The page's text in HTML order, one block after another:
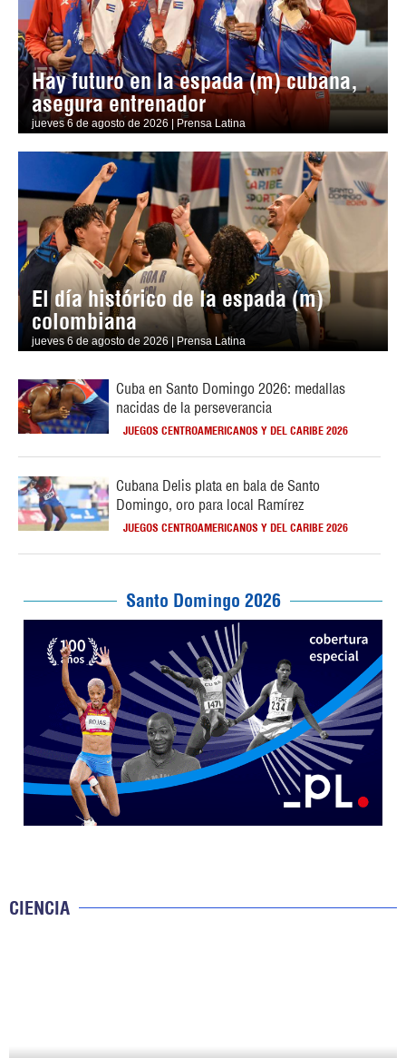
Hay futuro en la espada (m) cubana,
asegura entrenador
jueves 6 de agosto de 2026 | Prensa Latina
El día histórico de la espada (m)
colombiana
jueves 6 de agosto de 2026 | Prensa Latina
Cuba en Santo Domingo 2026: medallas
nacidas de la perseverancia
JUEGOS CENTROAMERICANOS Y DEL CARIBE 2026
Cubana Delis plata en bala de Santo
Domingo, oro para local Ramírez
JUEGOS CENTROAMERICANOS Y DEL CARIBE 2026
Santo Domingo 2026
CIENCIA